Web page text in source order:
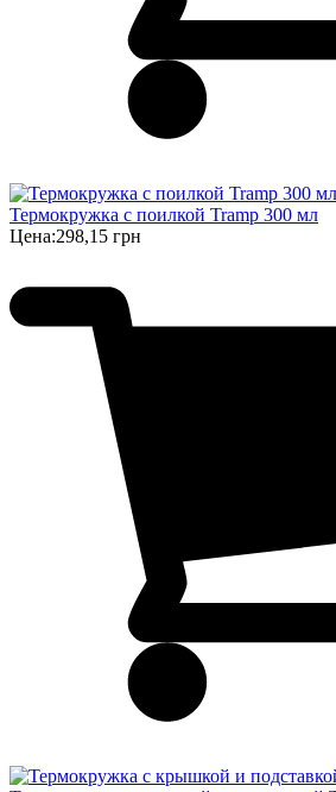
Термокружка с поилкой Tramp 300 мл
Цена:298,15 грн